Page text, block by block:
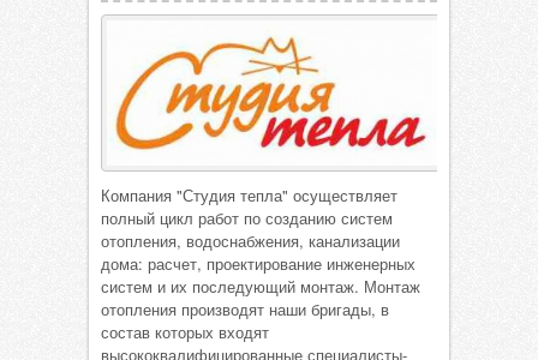
Компания "Студия тепла" осуществляет
полный цикл работ по созданию систем
отопления, водоснабжения, канализации
дома: расчет, проектирование инженерных
систем и их последующий монтаж. Монтаж
отопления производят наши бригады, в
состав которых входят
высококвалифицированные специалисты-